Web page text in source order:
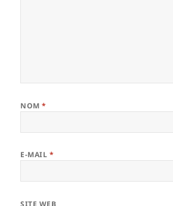
NOM*
E-MAIL *